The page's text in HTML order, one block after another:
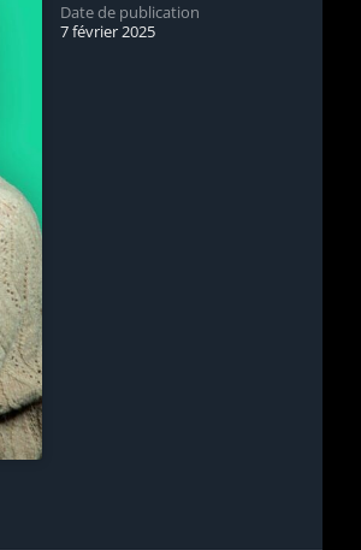
Date de publication
7 février 2025